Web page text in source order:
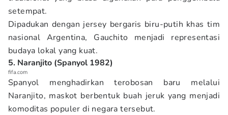
setempat.
Dipadukan dengan jersey bergaris biru-putih khas tim
nasional Argentina, Gauchito menjadi representasi
budaya lokal yang kuat.
5. Naranjito (Spanyol 1982)
fifa.com
Spanyol menghadirkan terobosan baru melalui
Naranjito, maskot berbentuk buah jeruk yang menjadi
komoditas populer di negara tersebut.